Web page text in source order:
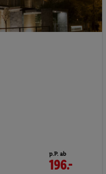
p.P. ab
196.-